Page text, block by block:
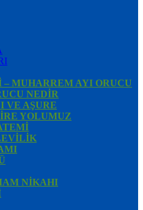
MUHARREM AYI ORUCU
NEDİR
VE AŞURE
YOLUMUZ
NİKAHI